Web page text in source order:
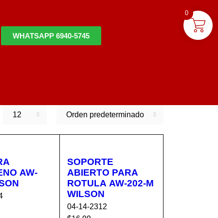
WHATSAPP 6940-5745
Orden predeterminado
12
AW-
SOPORTE
ABIERTO PARA
ROTULA AW-202-M
WILSON
04-14-2312
0